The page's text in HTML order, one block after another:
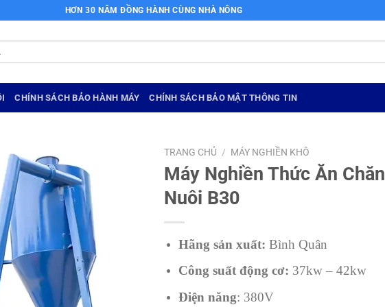
HƠN 30 NĂM ĐỒNG HÀNH CÙNG NHÀ NÔNG
CHÍNH SÁCH BẢO HÀNH MÁY CHÍNH SÁCH BẢO MẬT THÔNG TIN
TRANG CHỦ / MÁY NGHIỀN KHÔ
Máy Nghiền Thức Ăn Chăn
Nuôi B30
Hãng sản xuất: Bình Quân
Công suất động cơ: 37kw – 42kw
Điện năng: 380V